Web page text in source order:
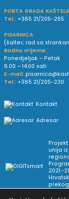
PORTA GRADA KAŠTELA
Tel.: +385 21/205-265
PISARNICA
(šalter; rad sa
Radno vrijeme:
Ponedjeljak – Petak
8.00 – 14.00 sati
E-mail:
Tel.: +385 21/205-230
Kontakt
Adresar
unija
2021.-